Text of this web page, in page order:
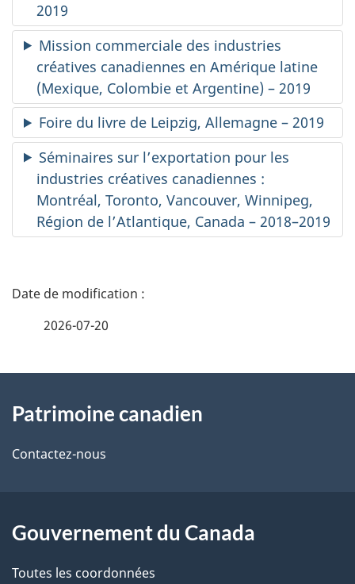
2019
Mission commerciale des industries
créatives canadiennes en Amérique latine
(Mexique, Colombie et Argentine) – 2019
Foire du livre de Leipzig, Allemagne – 2019
Séminaires sur l’exportation pour les
industries créatives canadiennes :
Montréal, Toronto, Vancouver, Winnipeg,
Région de l’Atlantique, Canada – 2018–2019
D
i
l
d
e
2026-07-20
propos
de
site
Patrimoine canadien
Contactez-nous
Gouvernement du Canada
Toutes les coordonnées